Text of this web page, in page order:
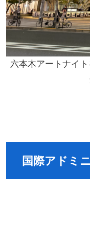
六本木アートナイ
国際アドミ